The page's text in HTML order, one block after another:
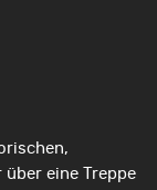
eine Treppe